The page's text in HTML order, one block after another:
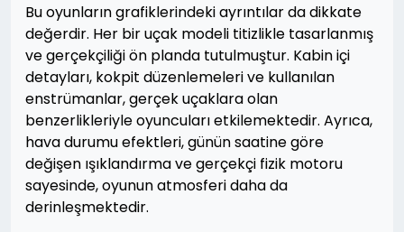
Bu oyunların grafiklerindeki ayrıntılar da dikkate
değerdir. Her bir uçak modeli titizlikle tasarlanmış
ve gerçekçiliği ön planda tutulmuştur. Kabin içi
detayları, kokpit düzenlemeleri ve kullanılan
enstrümanlar, gerçek uçaklara olan
benzerlikleriyle oyuncuları etkilemektedir. Ayrıca,
hava durumu efektleri, günün saatine göre
değişen ışıklandırma ve gerçekçi fizik motoru
sayesinde, oyunun atmosferi daha da
derinleşmektedir.